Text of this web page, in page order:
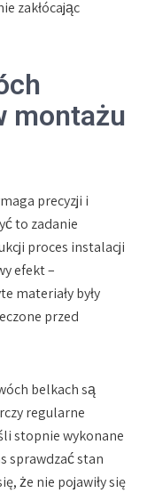
zakłócając
montażu
precyzji i
to zadanie
proces instalacji
efekt –
materiały były
przed
belkach są
regularne
stopnie wykonane
sprawdzać stan
że nie pojawiły się